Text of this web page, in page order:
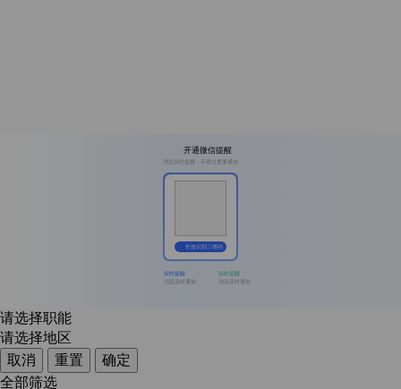
开通微信提醒
消息实时提醒，不错过重要通知
长按识别二维码
实时提醒
消息及时通知
实时提醒
消息及时通知
请选择职能
请选择地区
取消
重置
确定
全部筛选